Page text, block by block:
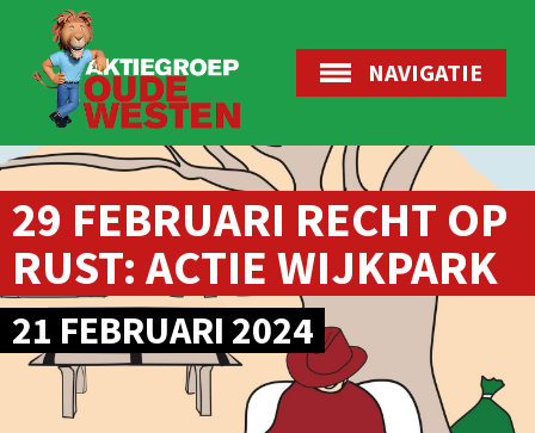
NAVIGATIE
29 FEBRUARI RECHT OP
RUST: ACTIE WIJKPARK
21 FEBRUARI 2024